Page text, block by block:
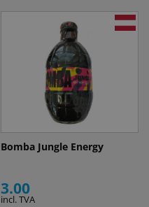
Bomba Jungle Energy
3.00
incl. TVA